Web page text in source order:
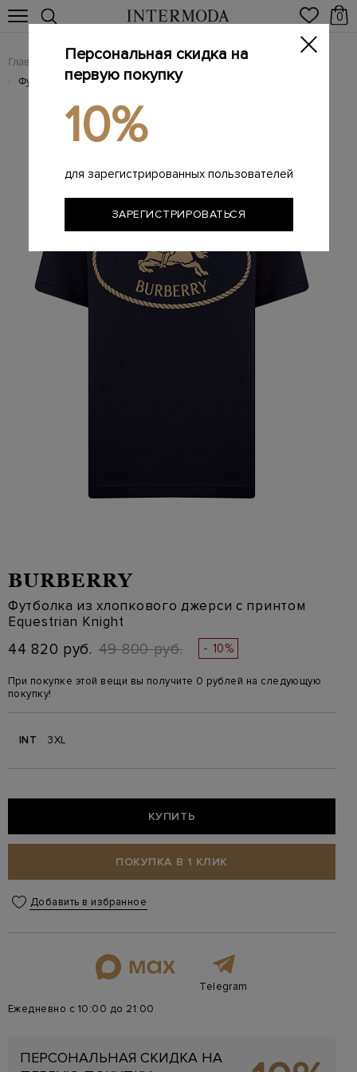
0
Главная Мужчинам / Одежда / Футболки
/ Футболка из хлопкового джерси с принтом Equestrian Knight
BURBERRY
Футболка из хлопкового джерси с принтом
Equestrian Knight
44 820 руб. 49 800 руб. - 10%
При покупке этой вещи вы получите 0 рублей на следующую
покупку!
INT 3XL
КУПИТЬ
ПОКУПКА В 1 КЛИК
Добавить в избранное
Telegram
Ежедневно с 10:00 до 21:00
ПЕРСОНАЛЬНАЯ СКИДКА НА
Персональная скидка на
первую покупку
10%
для зарегистрированных пользователей
ЗАРЕГИСТРИРОВАТЬСЯ